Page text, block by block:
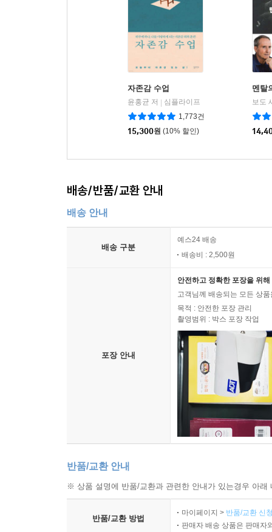
자존감 수업
윤홍균 저
심플라이프
1,773건
15,300원 (10% 할인)
멘탈
보도
배송/반품/교환 안내
배송 안내
배송 구분
예스24 배송
배송비 : 2,500원
포장 안내
안전하고 정확한 포장을 위
고객님께 배송되는 모든 상
목적 : 안전한 포장 관리
촬영범위 : 박스 포장 작업
반품/교환 안내
※ 상품 설명에 반품/교환과 관련한 안내가 있는경우 아
반품/교환 방법
마이페이지 > 반품/교환 신
판매자 배송 상품은 판매자